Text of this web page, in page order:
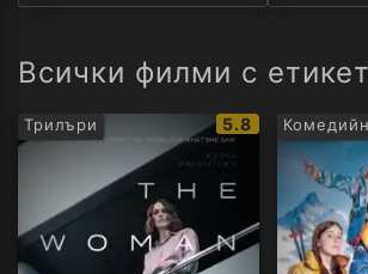
Всички филми с
Трилъри
IMDb
рейтинг:
5.8